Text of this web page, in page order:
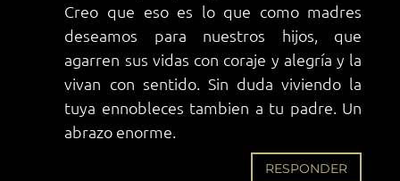
Creo que eso es lo que como madres
deseamos para nuestros hijos, que
agarren sus vidas con coraje y alegría y la
vivan con sentido. Sin duda viviendo la
tuya ennobleces tambien a tu padre. Un
abrazo enorme.
RESPONDER